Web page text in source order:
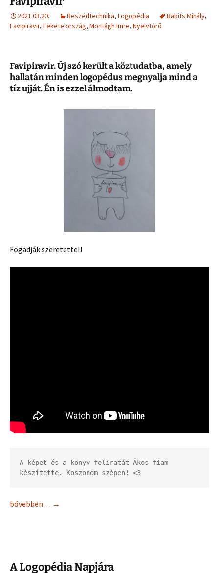
2021.03.20. Beszédtechnika, Logopédia Babits Mihály,
Favipiravir, Fekete ország, Montágh Imre, Nyelvtörő
Favipiravir. Új szó került a köztudatba, amely
hallatán minden logopédus megnyalja mind a
tíz ujját. Én is ezzel álmodtam.
Fogadják szeretettel!
A képet és a könyv feliratát Ákos fiam
készítette. Köszönöm szépen! <3
bővebben… →
A Logopédia Napjára